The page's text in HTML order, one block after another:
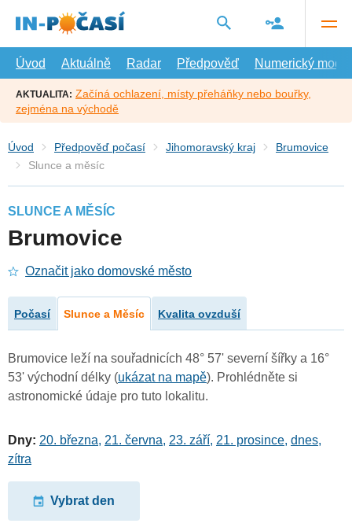
hlavní
Úvod
Aktuálně Radar Předpověď Numerický model
AKTUALITA: Začíná ochlazení, místy přeháňky nebo bouřky,
zejména na východě
Úvod Předpověď počasí Jihomoravský kraj
Brumovice
Slunce a měsíc
SLUNCE A MĚSÍC
Brumovice
Označit jako domovské město
Počasí Slunce a Měsíc Kvalita ovzduší
Brumovice leží na souřadnicích 48° 57' severní šířky a 16°
53' východní délky (ukázat na mapě). Prohlédněte si
astronomické údaje pro tuto lokalitu.
Dny: 20. března, 21. června, 23. září, 21. prosince, dnes,
zítra
Vybrat den